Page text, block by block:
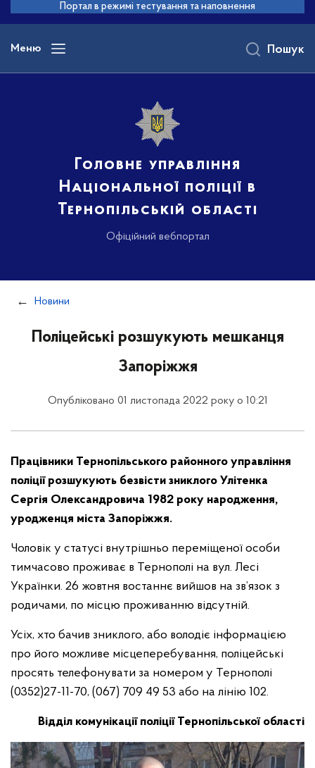
основного
вмісту
Портал в режимі тестування та наповнення
Меню
Головне управління
Національної поліції в
Тернопільській області
Офіційний вебпортал
Пошук
Новини
Поліцейські розшукують мешканця
Запоріжжя
Опубліковано 01 листопада 2022 року о 10:21
Працівники Тернопільського районного управління
поліції розшукують безвісти зниклого Улітенка
Сергія Олександровича 1982 року народження,
уродженця міста Запоріжжя.
Чоловік у статусі внутрішньо переміщеної особи
тимчасово проживає в Тернополі на вул. Лесі
Українки. 26 жовтня востаннє вийшов на зв’язок з
родичами, по місцю проживанню відсутній.
Усіх, хто бачив зниклого, або володіє інформацією
про його можливе місцеперебування, поліцейські
просять телефонувати за номером у Тернополі
(0352)27-11-70, (067) 709 49 53 або на лінію 102.
Відділ комунікації поліції Тернопільської області